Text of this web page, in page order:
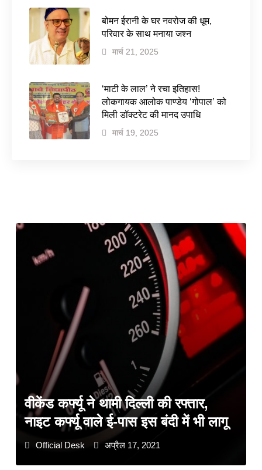
बोमन ईरानी के घर नवरोज की धूम,
परिवार के साथ मनाया जश्न
मार्च 21, 2025
‘माटी के लाल’ ने रचा इतिहास!
लोकगायक आलोक पाण्डेय ‘गोपाल’ को
मिली डॉक्टरेट की मानद उपाधि
मार्च 19, 2025
वीकेंड कर्फ्यू ने थामी दिल्ली की रफ्तार,
नाइट कर्फ्यू वाले ई-पास इस बंदी में भी लागू
Official Desk अप्रैल 17, 2021